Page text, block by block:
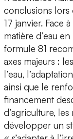
conclusions lors
17 janvier. Face
matière d’eau
formule 81
axes majeurs :
l’eau,
ainsi que le
financement
d’agriculture,
développer un